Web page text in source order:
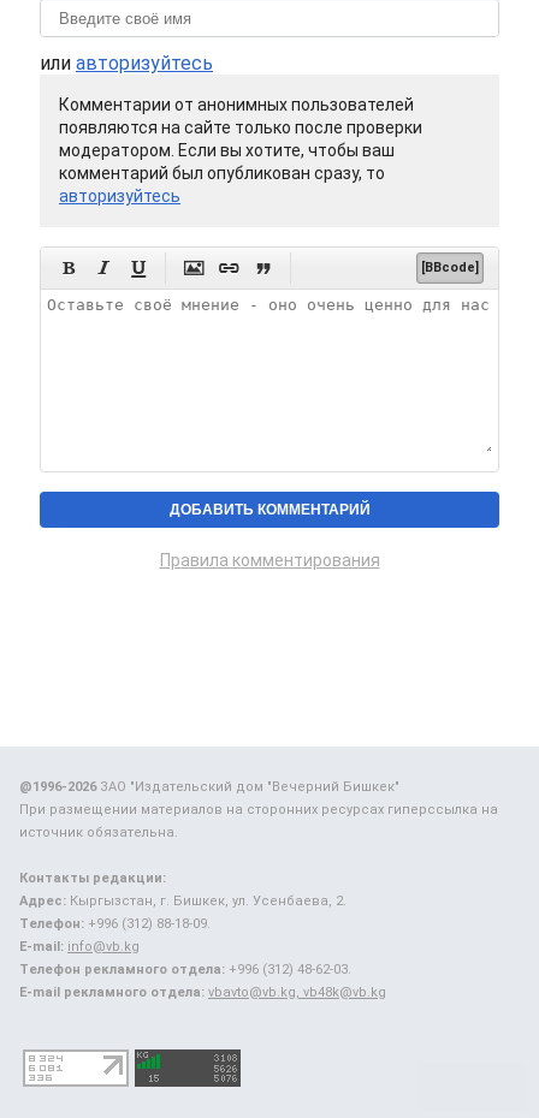
или авторизуйтесь
Комментарии от анонимных пользователей
появляются на сайте только после проверки
модератором. Если вы хотите, чтобы ваш
комментарий был опубликован сразу, то
авторизуйтесь
      [BBcode]
Правила комментирования
@1996-2026ЗАО "Издательский дом "Вечерний Бишкек"
При размещении материалов на сторонних ресурсах гиперссылка на
источник обязательна.
Контакты редакции:
Адрес: Кыргызстан, г. Бишкек, ул. Усенбаева, 2.
Телефон: +996 (312) 88-18-09.
E-mail: info@vb.kg
Телефон рекламного отдела: +996 (312) 48-62-03.
E-mail рекламного отдела: vbavto@vb.kg, vb48k@vb.kg